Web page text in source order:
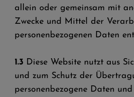
allein oder gemeinsam mit
Zwecke und Mittel der
personenbezogenen Daten
1.3 Diese Website nutzt aus
und zum Schutz der
personenbezogene Daten